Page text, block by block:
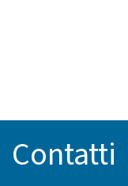
Contatti